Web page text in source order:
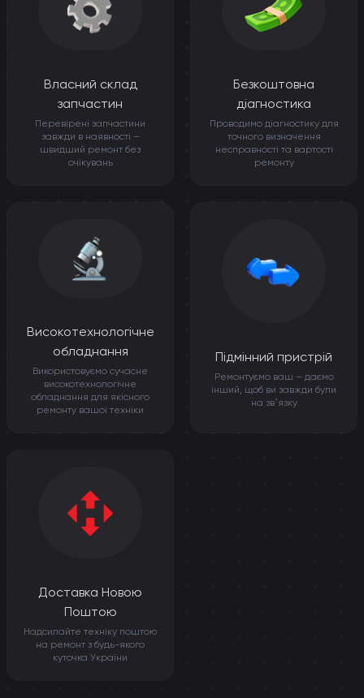
Власний склад
запчастин
Перевірені запчастини
завжди в наявності –
швидший ремонт без
очікувань
Безкоштовна
діагностика
Проводимо діагностику для
точного визначення
несправності та вартості
ремонту
Високотехнологічне
обладнання
Використовуємо сучасне
високотехнологічне
обладнання для якісного
ремонту вашої техніки
Підмінний пристрій
Ремонтуємо ваш – даємо
інший, щоб ви завжди були
на звʼязку
Доставка Новою
Поштою
Надсилайте техніку поштою
на ремонт з будь-якого
куточка України